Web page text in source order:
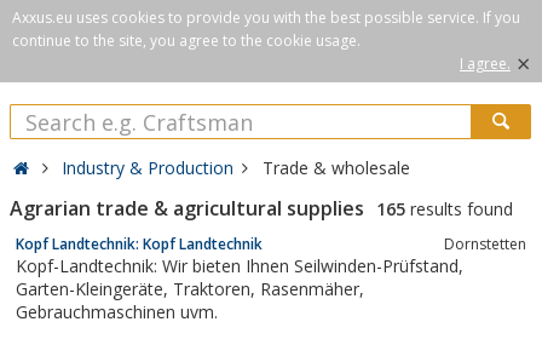
Axxus.eu uses cookies to provide you with the best possible service. If you
continue to the site, you agree to the cookie usage.
I agree. ×
Industry & Production Trade & wholesale
Agrarian trade & agricultural supplies 165 results found
Kopf Landtechnik: Kopf Landtechnik Dornstetten
Kopf-Landtechnik: Wir bieten Ihnen Seilwinden-Prüfstand,
Garten-Kleingeräte, Traktoren, Rasenmäher,
Gebrauchmaschinen uvm.